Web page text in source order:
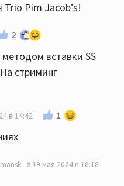
Pim Jacob’s!
2
вставки SS
стриминг
в 14:42 1
19 мая 2024 в 18:18